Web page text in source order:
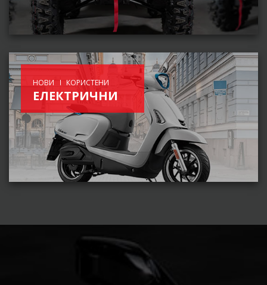
НОВИ КОРИСТЕНИ
ЕЛЕКТРИЧНИ